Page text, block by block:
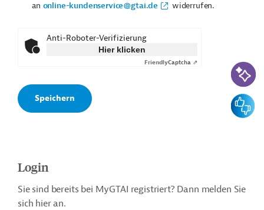
an online-kundenservice@gtai.de widerrufen.
Anti-Roboter-Verifizierung
Hier klicken
FriendlyCaptcha ⇗
Login
Sie sind bereits bei MyGTAI registriert? Dann melden Sie
sich hier an.
KI-